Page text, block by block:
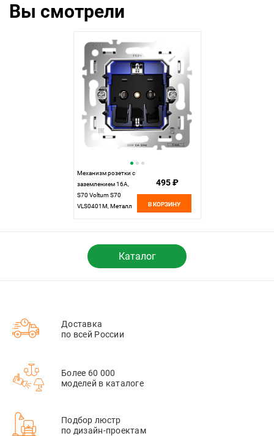
Вы смотрели
Механизм розетки с
заземлением 16А,
S70 Voltum S70
VLS0401M, Металл
495 ₽
В КОРЗИНУ
Каталог
Доставка
по всей России
Более 60 000
моделей в каталоге
Подбор люстр
по дизайн-проектам